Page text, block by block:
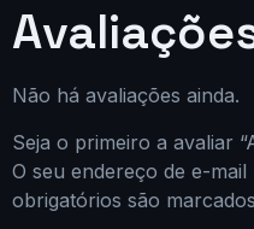
Não há avaliações ainda.
Seja o primeiro a avaliar
O seu endereço de e-
obrigatórios são